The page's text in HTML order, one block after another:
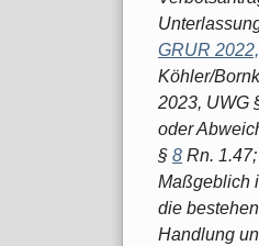
GRUR
Köhler/
2023, UWG
oder
§ 8 Rn.
Maßgeblich
die
Handlung